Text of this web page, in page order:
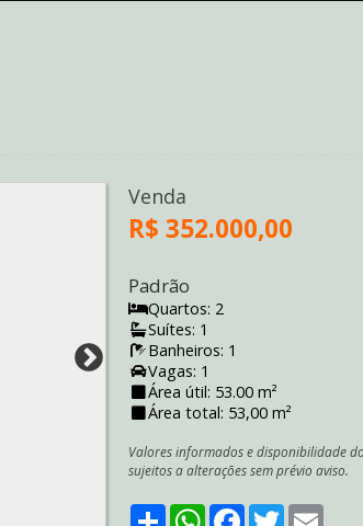
Venda
R$ 352.000,00
Padrão
Quartos: 2
Suítes: 1
Banheiros: 1
Vagas: 1
Área útil: 53.00 m²
Área total: 53,00 m²
Valores informados e disponibilidade
sujeitos a alterações sem prévio aviso.
ShareWhatsApp
Facebook
Twitter